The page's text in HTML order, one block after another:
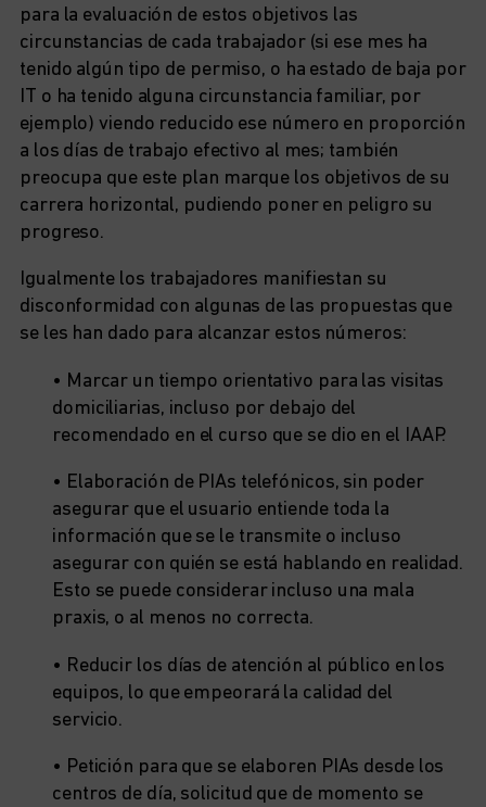
para la evaluación de estos objetivos las
circunstancias de cada trabajador (si ese mes ha
tenido algún tipo de permiso, o ha estado de baja por
IT o ha tenido alguna circunstancia familiar, por
ejemplo) viendo reducido ese número en proporción
a los días de trabajo efectivo al mes; también
preocupa que este plan marque los objetivos de su
carrera horizontal, pudiendo poner en peligro su
progreso.
Igualmente los trabajadores manifiestan su
disconformidad con algunas de las propuestas que
se les han dado para alcanzar estos números:
• Marcar un tiempo orientativo para las visitas
domiciliarias, incluso por debajo del
recomendado en el curso que se dio en el IAAP.
• Elaboración de PIAs telefónicos, sin poder
asegurar que el usuario entiende toda la
información que se le transmite o incluso
asegurar con quién se está hablando en realidad.
Esto se puede considerar incluso una mala
praxis, o al menos no correcta.
• Reducir los días de atención al público en los
equipos, lo que empeorará la calidad del
servicio.
• Petición para que se elaboren PIAs desde los
centros de día, solicitud que de momento se